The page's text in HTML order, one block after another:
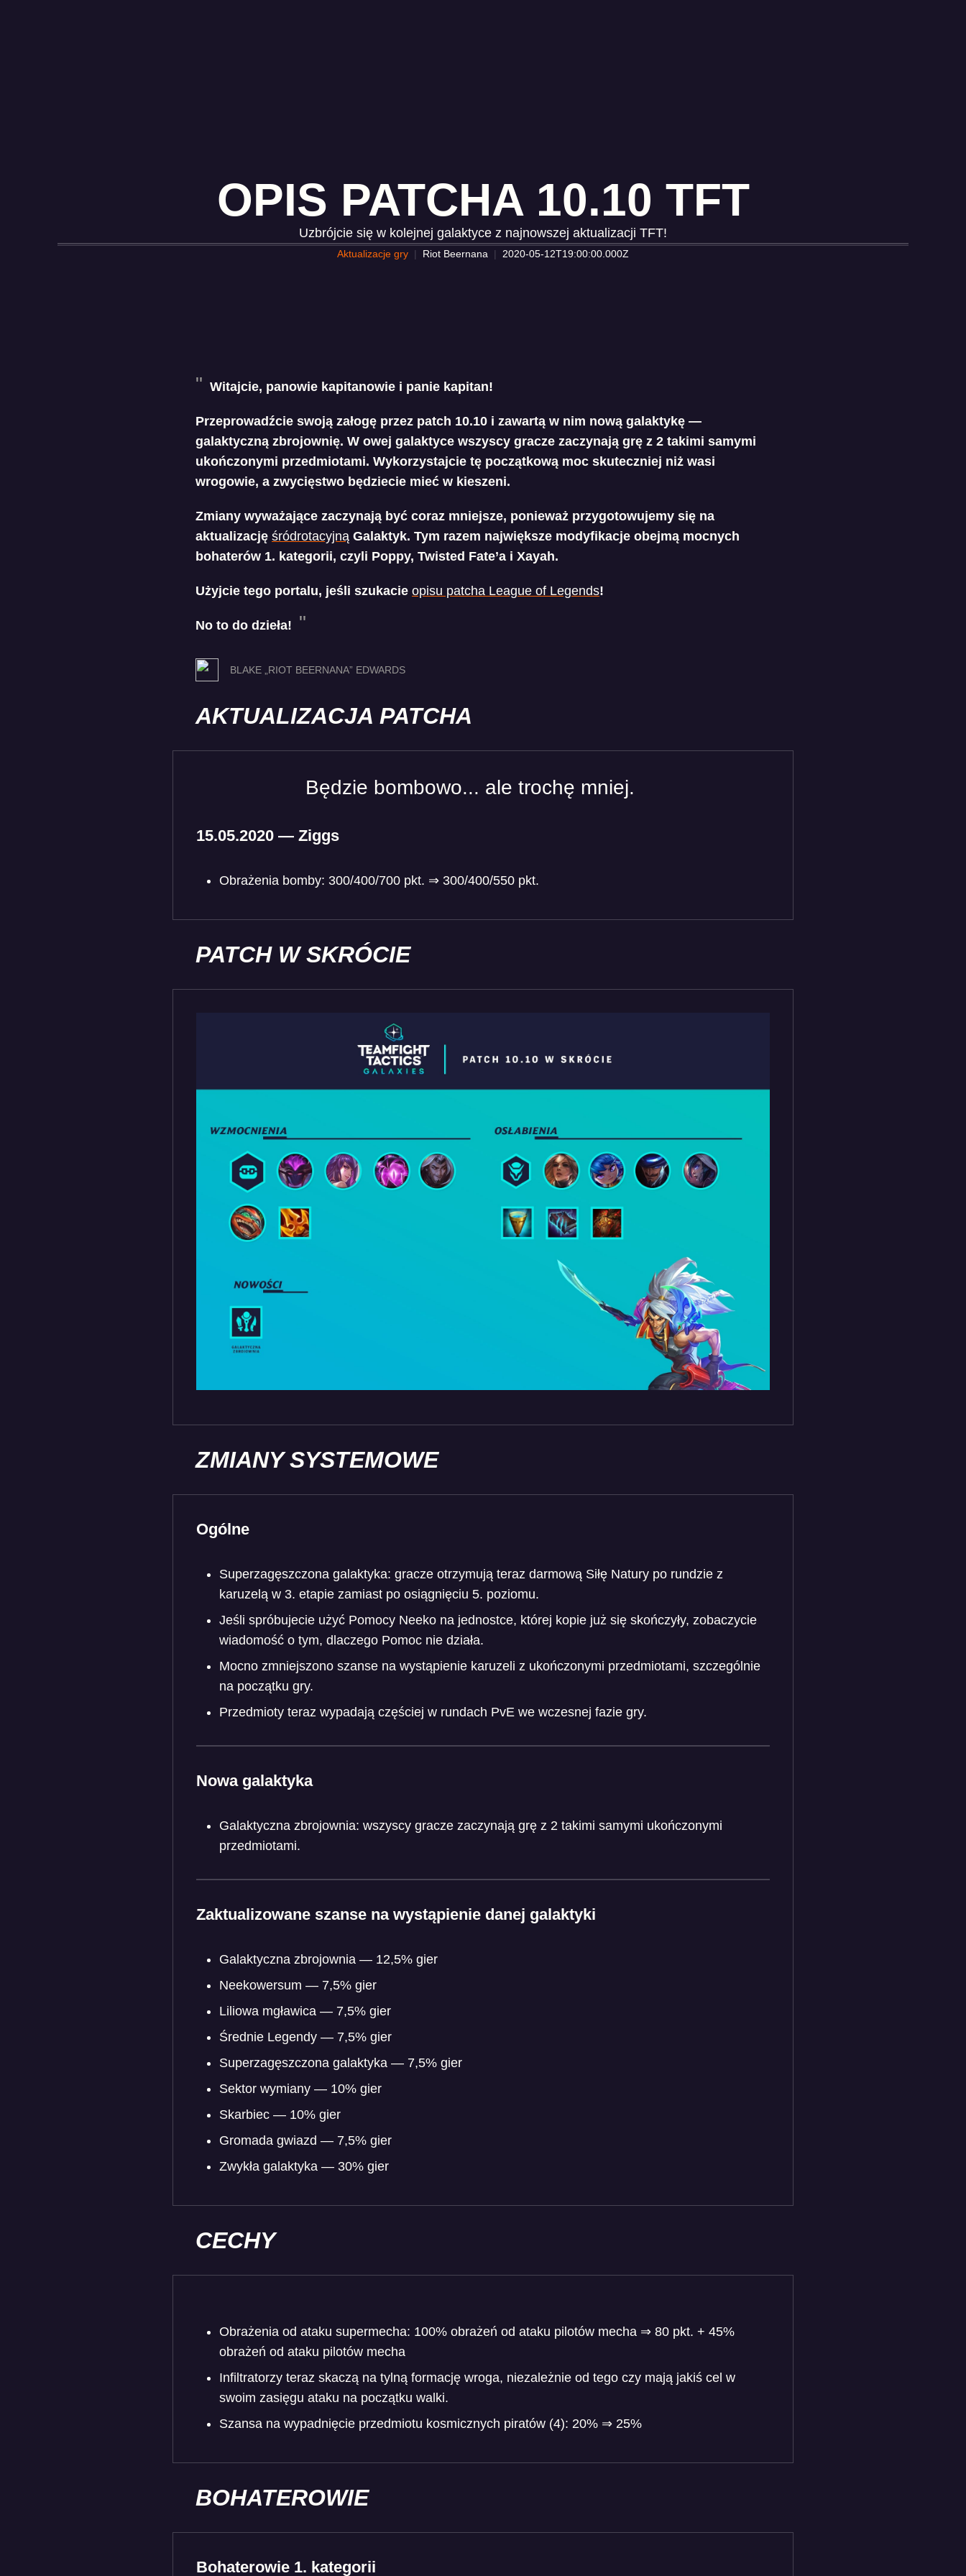
OPIS PATCHA 10.10 TFT
Uzbrójcie się w kolejnej galaktyce z najnowszej aktualizacji TFT!
Aktualizacje gry Riot Beernana 2020-05-12T19:00:00.000Z
Witajcie, panowie kapitanowie i panie kapitan!
Przeprowadźcie swoją załogę przez patch 10.10 i zawartą w nim nową galaktykę —
galaktyczną zbrojownię. W owej galaktyce wszyscy gracze zaczynają grę z 2 takimi samymi
ukończonymi przedmiotami. Wykorzystajcie tę początkową moc skuteczniej niż wasi
wrogowie, a zwycięstwo będziecie mieć w kieszeni.
Zmiany wyważające zaczynają być coraz mniejsze, ponieważ przygotowujemy się na
aktualizację śródrotacyjną Galaktyk. Tym razem największe modyfikacje obejmą mocnych
bohaterów 1. kategorii, czyli Poppy, Twisted Fate’a i Xayah.
Użyjcie tego portalu, jeśli szukacie opisu patcha League of Legends!
No to do dzieła!
BLAKE „RIOT BEERNANA” EDWARDS
AKTUALIZACJA PATCHA
Będzie bombowo... ale trochę mniej.
15.05.2020 — Ziggs
Obrażenia bomby: 300/400/700 pkt. ⇒ 300/400/550 pkt.
PATCH W SKRÓCIE
ZMIANY SYSTEMOWE
Ogólne
Superzagęszczona galaktyka: gracze otrzymują teraz darmową Siłę Natury po rundzie z
karuzelą w 3. etapie zamiast po osiągnięciu 5. poziomu.
Jeśli spróbujecie użyć Pomocy Neeko na jednostce, której kopie już się skończyły, zobaczycie
wiadomość o tym, dlaczego Pomoc nie działa.
Mocno zmniejszono szanse na wystąpienie karuzeli z ukończonymi przedmiotami, szczególnie
na początku gry.
Przedmioty teraz wypadają częściej w rundach PvE we wczesnej fazie gry.
Nowa galaktyka
Galaktyczna zbrojownia: wszyscy gracze zaczynają grę z 2 takimi samymi ukończonymi
przedmiotami.
Zaktualizowane szanse na wystąpienie danej galaktyki
Galaktyczna zbrojownia — 12,5% gier
Neekowersum — 7,5% gier
Liliowa mgławica — 7,5% gier
Średnie Legendy — 7,5% gier
Superzagęszczona galaktyka — 7,5% gier
Sektor wymiany — 10% gier
Skarbiec — 10% gier
Gromada gwiazd — 7,5% gier
Zwykła galaktyka — 30% gier
CECHY
Obrażenia od ataku supermecha: 100% obrażeń od ataku pilotów mecha ⇒ 80 pkt. + 45%
obrażeń od ataku pilotów mecha
Infiltratorzy teraz skaczą na tylną formację wroga, niezależnie od tego czy mają jakiś cel w
swoim zasięgu ataku na początku walki.
Szansa na wypadnięcie przedmiotu kosmicznych piratów (4): 20% ⇒ 25%
BOHATEROWIE
Bohaterowie 1. kategorii